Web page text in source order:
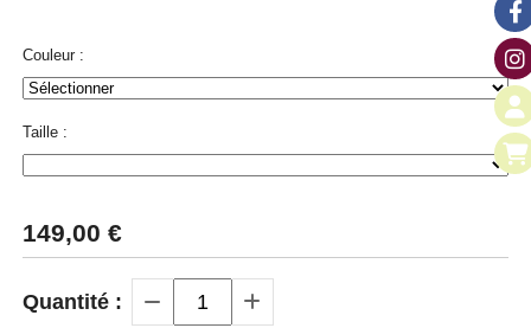
Couleur :
Taille :
149,00 €
Quantité :